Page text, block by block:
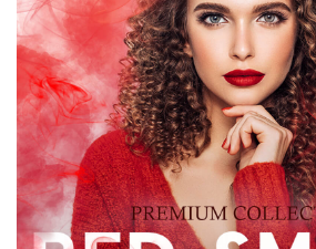
Entire Collection
(1783 Overlays)
Large 6000*4000px
Free download